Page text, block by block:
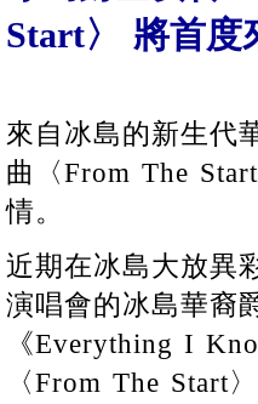
Start〉 將首度
來自冰島的新生代
曲〈From The
情。
近期在冰島大放異
演唱會的冰島華裔
《Everything I
〈From The Start